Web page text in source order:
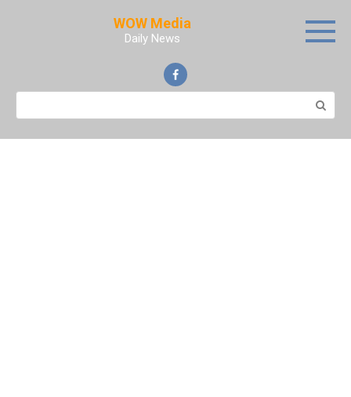
WOW Media
Daily News
Search: